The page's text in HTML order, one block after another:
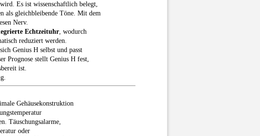
Es ist wissenschaftlich belegt,
als gleichbleibende Töne. Mit dem
Nerv.
Echtzeituhr, wodurch
reduziert werden.
Genius H selbst und passt
Prognose stellt Genius H fest,
ist.
Gehäusekonstruktion
Täuschungsalarme,
oder